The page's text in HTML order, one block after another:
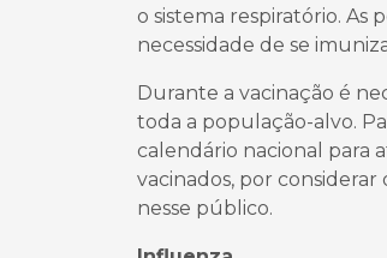
o sistema respiratório. As
necessidade de se
Durante a vacinação é
toda a população-alvo.
calendário nacional para
vacinados, por considerar
nesse público.